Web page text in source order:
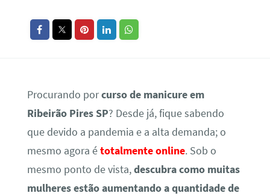
Procurando porcurso de manicure em
Ribeirão Pires SP? Desde já, fique sabendo
que devido a pandemia e a alta demanda; o
mesmo agora étotalmente online. Sob o
mesmo ponto de vista,descubra como muitas
mulheres estão aumentando a quantidade de